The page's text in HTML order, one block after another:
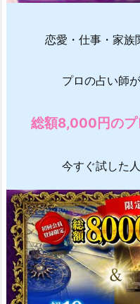
恋愛・仕事・家族
プロの占い師
総額8,000円のプ
今すぐ試した